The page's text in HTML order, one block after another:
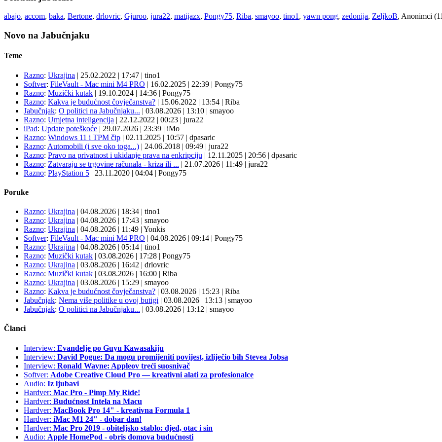
abajo, accom, baka, Bertone, drlovric, Gjuroo, jura22, matijazx, Pongy75, Riba, smayoo, tino1 , yawn pong, zedonija, ZeljkoB, Anonimci
Novo na Jabučnjaku
Teme
Razno: Ukrajina | 25.02.2022 | 17:47 | tino1
Softver: FileVault - Mac mini M4 PRO | 16.02.2025 | 22:39 | Pongy75
Razno: Muzički kutak | 19.10.2024 | 14:36 | Pongy75
Razno: Kakva je budućnost čovječanstva? | 15.06.2022 | 13:54 | Riba
Jabučnjak: O politici na Jabučnjaku... | 03.08.2026 | 13:10 | smayoo
Razno: Umjetna inteligencija | 22.12.2022 | 00:23 | jura22
iPad: Update poteškoće | 29.07.2026 | 23:39 | iMo
Razno: Windows 11 i TPM čip | 02.11.2025 | 10:57 | dpasaric
Razno: Automobili (i sve oko toga...) | 24.06.2018 | 09:49 | jura22
Razno: Pravo na privatnost i ukidanje prava na enkripciju | 12.11.2025 | 20:56 | dpasaric
Razno: Zatvaraju se trgovine računala - kriza ili ... | 21.07.2026 | 11:49 | jura22
Razno: PlayStation 5 | 23.11.2020 | 04:04 | Pongy75
Poruke
Razno: Ukrajina | 04.08.2026 | 18:34 | tino1
Razno: Ukrajina | 04.08.2026 | 17:43 | smayoo
Razno: Ukrajina | 04.08.2026 | 11:49 | Yonkis
Softver: FileVault - Mac mini M4 PRO | 04.08.2026 | 09:14 | Pongy75
Razno: Ukrajina | 04.08.2026 | 05:14 | tino1
Razno: Muzički kutak | 03.08.2026 | 17:28 | Pongy75
Razno: Ukrajina | 03.08.2026 | 16:42 | drlovric
Razno: Muzički kutak | 03.08.2026 | 16:00 | Riba
Razno: Ukrajina | 03.08.2026 | 15:29 | smayoo
Razno: Kakva je budućnost čovječanstva? | 03.08.2026 | 15:23 | Riba
Jabučnjak: Nema više politike u ovoj butigi | 03.08.2026 | 13:13 | smayoo
Jabučnjak: O politici na Jabučnjaku... | 03.08.2026 | 13:12 | smayoo
Članci
Interview: Evanđelje po Guyu Kawasakiju
Interview: David Pogue: Da mogu promijeniti povijest, izliječio bih Stevea Jobsa
Interview: Ronald Wayne: Appleov treći suosnivač
Softver: Adobe Creative Cloud Pro — kreativni alati za profesionalce
Audio: Iz ljubavi
Hardver: Mac Pro - Pimp My Ride!
Hardver: Budućnost Intela na Macu
Hardver: MacBook Pro 14" - kreativna Formula 1
Hardver: iMac M1 24" - dobar dan!
Hardver: Mac Pro 2019 - obiteljsko stablo: djed, otac i sin
Audio: Apple HomePod - obris domova budućnosti